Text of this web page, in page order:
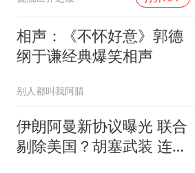
雷”
相声：《不怀好意》郭德
纲于谦经典爆笑相声
别人都叫我阿腈
伊朗阿曼新协议曝光 联合
剔除美国？胡塞武装 连攻